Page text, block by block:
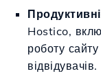
Hostico,
роботу
відвідувачів.